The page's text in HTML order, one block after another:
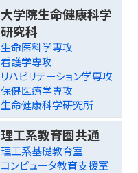
大学院生命健康科学
研究科
生命医科学専攻
看護学専攻
リハビリテーション学専攻
保健医療学専攻
生命健康科学研究所
理工系教育圏共通
理工系基礎教育室
コンピュータ教育支援室